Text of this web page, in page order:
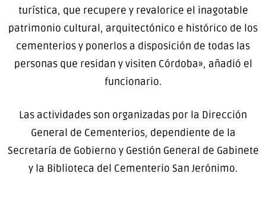
turística, que recupere y revalorice el inagotable
patrimonio cultural, arquitectónico e histórico de los
cementerios y ponerlos a disposición de todas las
personas que residan y visiten Córdoba», añadió el
funcionario.
Las actividades son organizadas por la Dirección
General de Cementerios, dependiente de la
Secretaría de Gobierno y Gestión General de Gabinete
y la Biblioteca del Cementerio San Jerónimo.